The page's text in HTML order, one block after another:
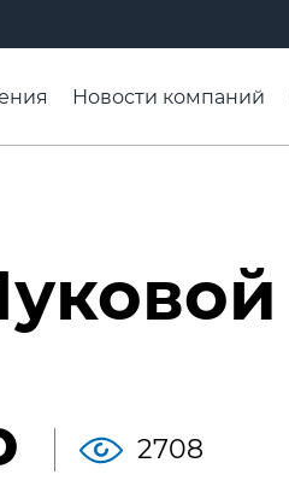
Новости компаний
2708